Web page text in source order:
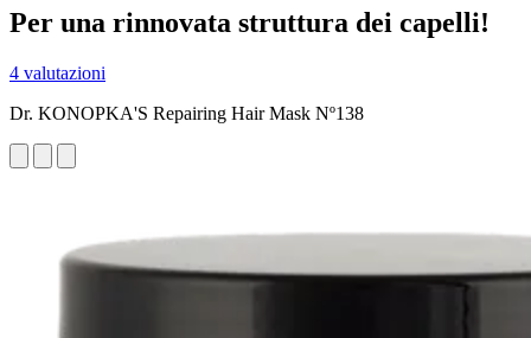
Per una rinnovata struttura dei capelli!
4 valutazioni
Dr. KONOPKA'S Repairing Hair Mask Nº138